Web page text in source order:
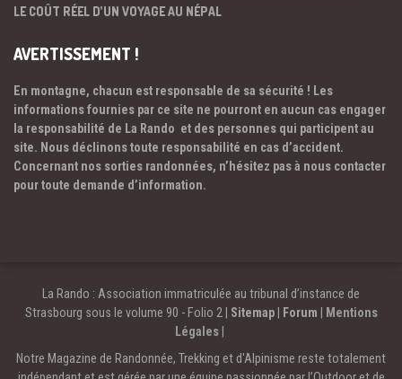
LE COÛT RÉEL D’UN VOYAGE AU NÉPAL
AVERTISSEMENT !
En montagne, chacun est responsable de sa sécurité ! Les
informations fournies par ce site ne pourront en aucun cas engager
la responsabilité de La Rando et des personnes qui participent au
site. Nous déclinons toute responsabilité en cas d’accident.
Concernant nos sorties randonnées, n’hésitez pas à nous contacter
pour toute demande d’information.
La Rando : Association immatriculée au tribunal d’instance de
Strasbourg sous le volume 90 - Folio 2 | Sitemap| Forum
Mentions
Légales
Notre Magazine de Randonnée, Trekking et d'Alpinisme reste totalement